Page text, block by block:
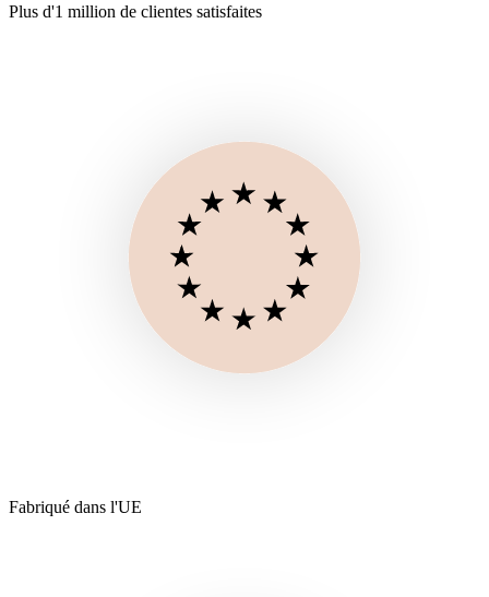
Plus d'1 million de clientes satisfaites
Fabriqué dans l'UE